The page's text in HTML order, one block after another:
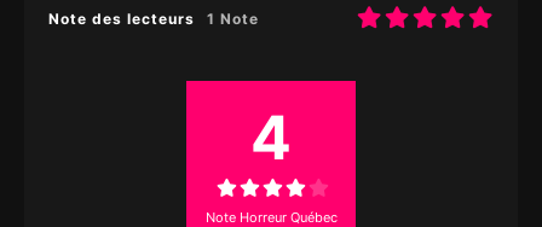
Note des lecteurs 1 Note
4
Note Horreur Québec